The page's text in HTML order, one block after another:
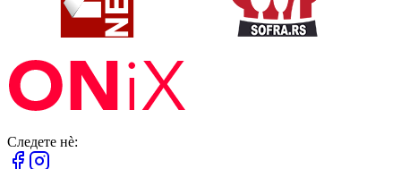
Следете нè: